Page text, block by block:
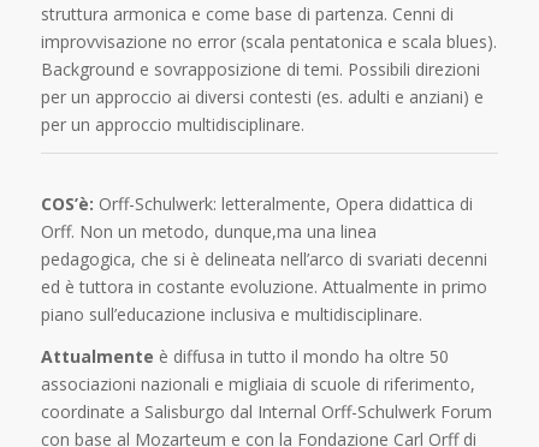
struttura armonica e come base di partenza. Cenni di
improvvisazione no error (scala pentatonica e scala blues).
Background e sovrapposizione di temi. Possibili direzioni
per un approccio ai diversi contesti (es. adulti e anziani) e
per un approccio multidisciplinare.
COS’è: Orff-Schulwerk: letteralmente, Opera didattica di
Orff. Non un metodo, dunque,ma una linea
pedagogica, che si è delineata nell’arco di svariati decenni
ed è tuttora in costante evoluzione. Attualmente in primo
piano sull’educazione inclusiva e multidisciplinare.
Attualmente è diffusa in tutto il mondo ha oltre 50
associazioni nazionali e migliaia di scuole di riferimento,
coordinate a Salisburgo dal Internal Orff-Schulwerk Forum
con base al Mozarteum e con la Fondazione Carl Orff di